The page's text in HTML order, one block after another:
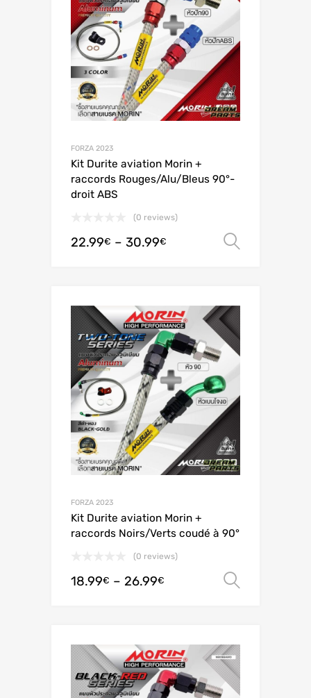
FORZA 2023
Kit Durite aviation Morin +
raccords Rouges/Alu/Bleus 90°-
droit ABS
(0 reviews)
22.99€ – 30.99€
FORZA 2023
Kit Durite aviation Morin +
raccords Noirs/Verts coudé à 90°
(0 reviews)
18.99€ – 26.99€